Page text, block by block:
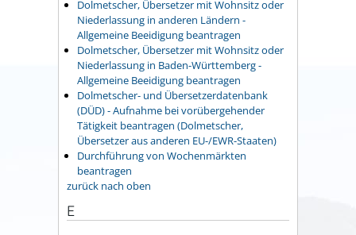
Dolmetscher, Übersetzer mit Wohnsitz oder
Niederlassung in anderen Ländern -
Allgemeine Beeidigung beantragen
Dolmetscher, Übersetzer mit Wohnsitz oder
Niederlassung in Baden-Württemberg -
Allgemeine Beeidigung beantragen
Dolmetscher- und Übersetzerdatenbank
(DÜD) - Aufnahme bei vorübergehender
Tätigkeit beantragen (Dolmetscher,
Übersetzer aus anderen EU-/EWR-Staaten)
Durchführung von Wochenmärkten
beantragen
zurück nach oben
E